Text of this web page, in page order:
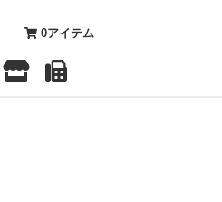
0アイテム